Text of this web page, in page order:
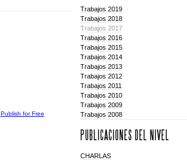
Publish for Free
Trabajos 2019
Trabajos 2018
Trabajos 2017
Trabajos 2016
Trabajos 2015
Trabajos 2014
Trabajos 2013
Trabajos 2012
Trabajos 2011
Trabajos 2010
Trabajos 2009
Trabajos 2008
PUBLICACIONES DEL NIVEL
CHARLAS